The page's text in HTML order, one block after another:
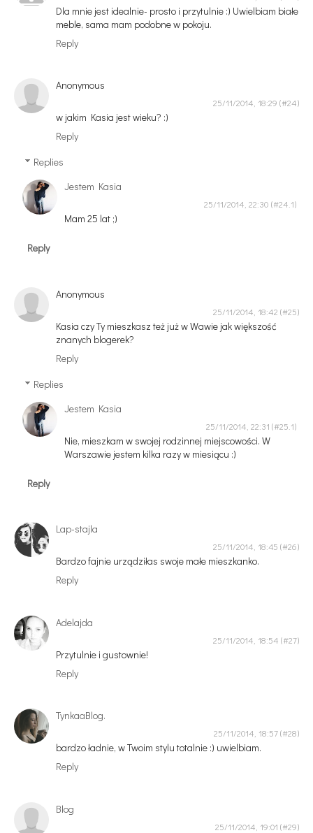
Dla mnie jest idealnie- prosto i przytulnie :) Uwielbiam białe
meble, sama mam podobne w pokoju.
Reply
Anonymous
25/11/2014, 18:29
w jakim Kasia jest wieku? :)
Reply
Replies
Jestem Kasia
25/11/2014, 22:30
Mam 25 lat ;)
Reply
Anonymous
25/11/2014, 18:42
Kasia czy Ty mieszkasz też już w Wawie jak większość
znanych blogerek?
Reply
Replies
Jestem Kasia
25/11/2014, 22:31
Nie, mieszkam w swojej rodzinnej miejscowości. W
Warszawie jestem kilka razy w miesiącu :)
Reply
Lap-stajla
25/11/2014, 18:45
Bardzo fajnie urządziłas swoje małe mieszkanko.
Reply
Adelajda
25/11/2014, 18:54
Przytulnie i gustownie!
Reply
TynkaaBlog.
25/11/2014, 18:57
bardzo ładnie, w Twoim stylu totalnie :) uwielbiam.
Reply
Blog
25/11/2014, 19:01